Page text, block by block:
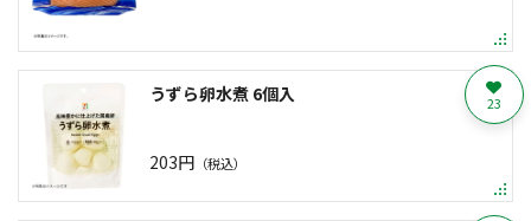
うずら卵水煮 6個入
203円 （税込）
23